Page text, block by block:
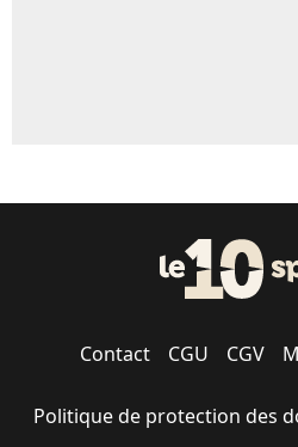
Contact CGU CGV
Politique de protection des